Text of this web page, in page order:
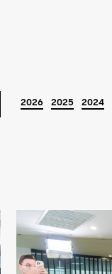
2026 2025 2024